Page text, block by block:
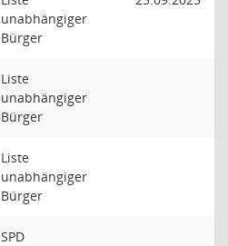
unabhängiger
Bürger
Liste
unabhängiger
Bürger
Liste
unabhängiger
Bürger
SPD